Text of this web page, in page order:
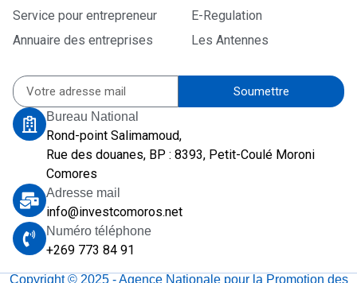
Service pour entrepreneur
Annuaire des entreprises
E-Regulation
Les Antennes
Soumettre
Bureau National
Rond-point Salimamoud,
Rue des douanes, BP : 8393, Petit-Coulé Moroni
Comores
Adresse mail
info@investcomoros.net
Numéro téléphone
+269 773 84 91
Copyright © 2025 - Agence Nationale pour la Promotion des